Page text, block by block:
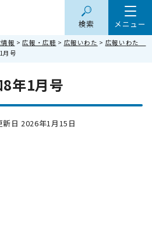
メニュー
検索
報 >広報・広聴 > 広報いわた > 広報いわた
月号
年1月号
日 2026年1月15日